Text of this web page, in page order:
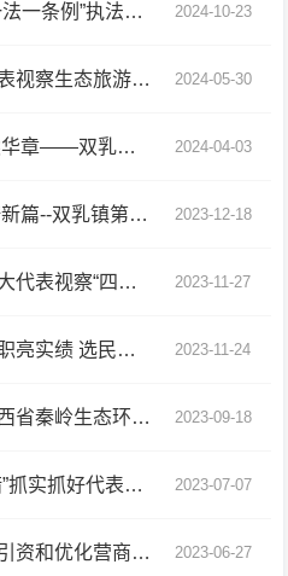
双乳镇人大开展食品安全“一法一条例”执法检查 2024-10-23
双乳镇人大主席团：组织代表视察生态旅游发展情况 2024-05-30
奋楫扬帆启新程 破浪笃行续华章——双乳镇第二十届人民代表大会第六次会议胜利召开 2024-04-03
凝心聚力谋发展 笃行不待谱新篇--双乳镇第二十届人民代表大会第五次会议胜利召开 2023-12-18
汉阴县双乳镇人大：组织人大代表视察“四个城市”建设及环境整治工作 2023-11-27
汉阴县双乳镇人大：代表述职亮实绩 选民阅卷齐评议 2023-11-24
双乳镇人大主席团开展《陕西省秦岭生态环境保护条例》执法检查 2023-09-18
双乳镇人大主席团：“四举措”抓实抓好代表意见建议办理工作 2023-07-07
双乳镇人大主席团开展招商引资和优化营商环境专项视察 2023-06-27